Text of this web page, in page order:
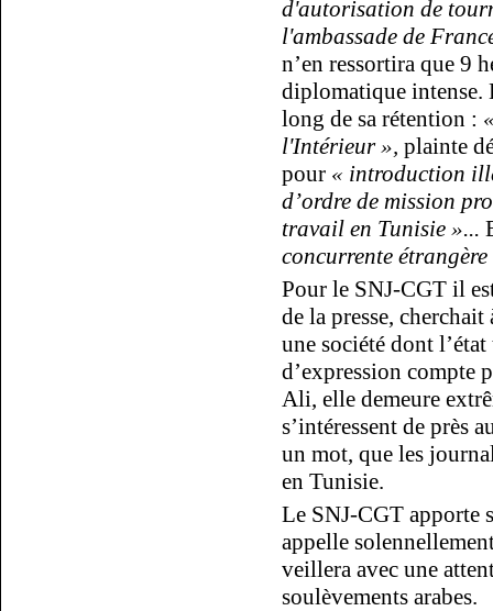
d'autorisation de
l'ambassade de
n’en ressortira que 9
diplomatique intense.
long de sa rétention :
l'Intérieur », plainte
pour « introduction
d’ordre de mission
travail en Tunisie »...
concurrente
Pour le SNJ-CGT il
de la presse,
une société dont
d’expression compte
Ali, elle demeure
s’intéressent de près
un mot, que les
en Tunisie.
Le SNJ-CGT apporte
appelle
veillera avec une
soulèvements arabes.